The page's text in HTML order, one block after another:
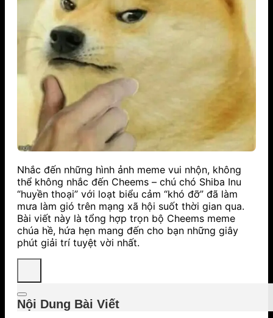
Nhắc đến những hình ảnh meme vui nhộn, không
thể không nhắc đến Cheems – chú chó Shiba Inu
“huyền thoại” với loạt biểu cảm “khó đỡ” đã làm
mưa làm gió trên mạng xã hội suốt thời gian qua.
Bài viết này là tổng hợp trọn bộ Cheems meme
chúa hề, hứa hẹn mang đến cho bạn những giây
phút giải trí tuyệt vời nhất.
Nội Dung Bài Viết